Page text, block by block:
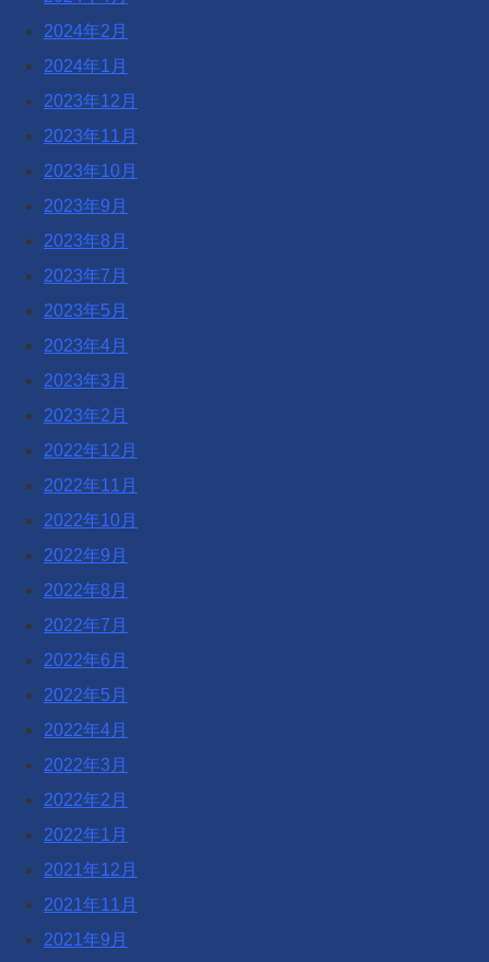
2024年2月
2024年1月
2023年12月
2023年11月
2023年10月
2023年9月
2023年8月
2023年7月
2023年5月
2023年4月
2023年3月
2023年2月
2022年12月
2022年11月
2022年10月
2022年9月
2022年8月
2022年7月
2022年6月
2022年5月
2022年4月
2022年3月
2022年2月
2022年1月
2021年12月
2021年11月
2021年9月